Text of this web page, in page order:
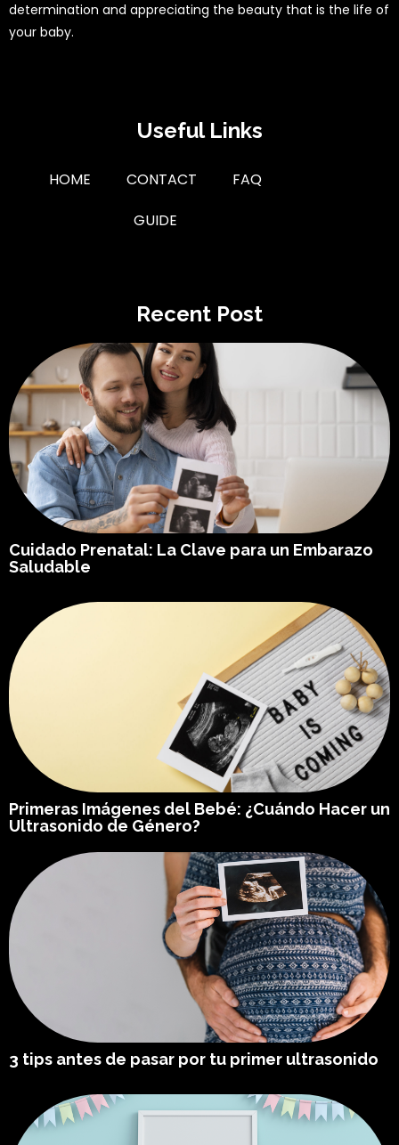
determination and appreciating the beauty that is the life of
your baby.
Useful Links
HOME CONTACT
FAQ
GUIDE
Recent Post
Cuidado Prenatal: La Clave para un Embarazo
Saludable
Primeras Imágenes del Bebé: ¿Cuándo Hacer un
Ultrasonido de Género?
3 tips antes de pasar por tu primer ultrasonido